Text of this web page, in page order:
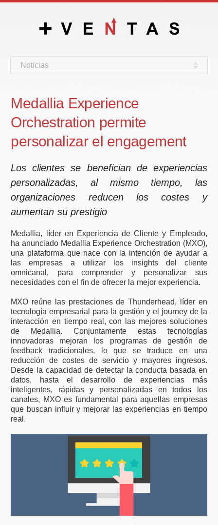
Noticias
Medallia Experience
Orchestration permite
personalizar el engagement
Los clientes se benefician de experiencias
personalizadas, al mismo tiempo, las
organizaciones reducen los costes y
aumentan su prestigio
Medallia, líder en Experiencia de Cliente y Empleado,
ha anunciado Medallia Experience Orchestration (MXO),
una plataforma que nace con la intención de ayudar a
las empresas a utilizar los insights del cliente
omnicanal, para comprender y personalizar sus
necesidades con el fin de ofrecer la mejor experiencia.
MXO reúne las prestaciones de Thunderhead, líder en
tecnología empresarial para la gestión y el journey de la
interacción en tiempo real, con las mejores soluciones
de Medallia. Conjuntamente estas tecnologías
innovadoras mejoran los programas de gestión de
feedback tradicionales, lo que se traduce en una
reducción de costes de servicio y mayores ingresos.
Desde la capacidad de detectar la conducta basada en
datos, hasta el desarrollo de experiencias más
inteligentes, rápidas y personalizadas en todos los
canales, MXO es fundamental para aquellas empresas
que buscan influir y mejorar las experiencias en tiempo
real.